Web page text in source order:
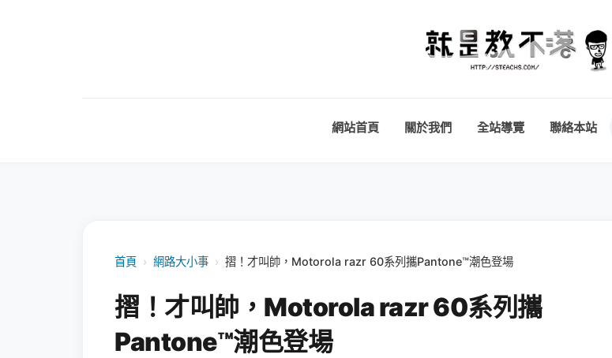
網站首頁 關於我們 全站導覽 聯絡本站
首頁 › 網路大小事 › 摺！才叫帥，Motorola razr 60系列攜Pantone™潮色登場
摺！才叫帥，Motorola razr 60系列攜
Pantone™潮色登場